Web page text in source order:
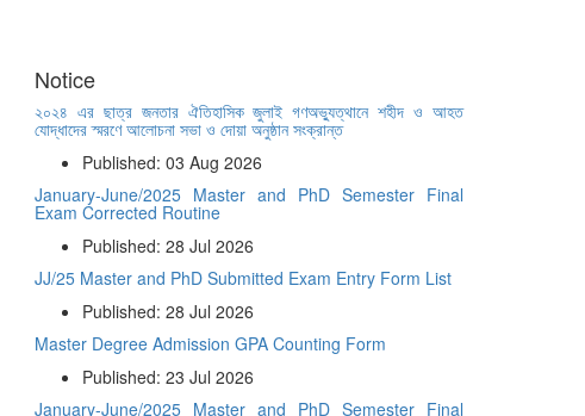
Notice
২০২৪ এর ছাত্র জনতার ঐতিহাসিক জুলাই গণঅভ্যুত্থানে শহীদ ও আহত
যোদ্ধাদের স্মরণে আলোচনা সভা ও দোয়া অনুষ্ঠান সংক্রান্ত
Published: 03 Aug 2026
January-June/2025 Master and PhD Semester Final
Exam Corrected Routine
Published: 28 Jul 2026
JJ/25 Master and PhD Submitted Exam Entry Form List
Published: 28 Jul 2026
Master Degree Admission GPA Counting Form
Published: 23 Jul 2026
January-June/2025 Master and PhD Semester Final